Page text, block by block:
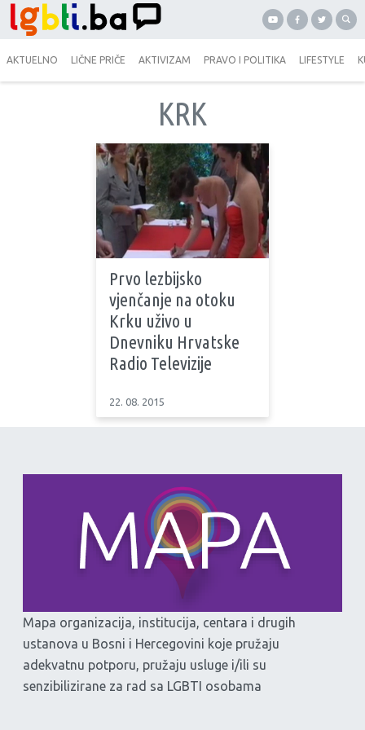
AKTUELNO LIČNE PRIČE AKTIVIZAM PRAVO I POLITIKA LIFESTYLE
KRK
Prvo lezbijsko
vjenčanje na otoku
Krku uživo u
Dnevniku Hrvatske
Radio Televizije
22. 08. 2015
Mapa organizacija, institucija, centara i drugih
ustanova u Bosni i Hercegovini koje pružaju
adekvatnu potporu, pružaju usluge i/ili su
senzibilizirane za rad sa LGBTI osobama